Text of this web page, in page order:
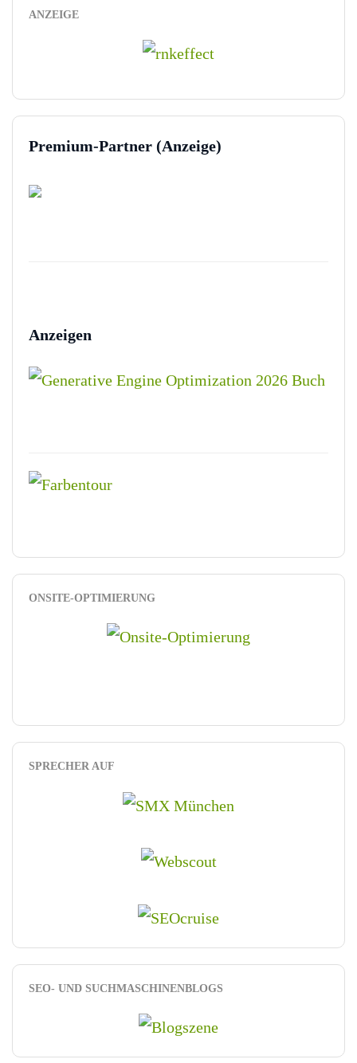
ANZEIGE
Premium-Partner (Anzeige)
Anzeigen
ONSITE-OPTIMIERUNG
SPRECHER AUF
SEO- UND SUCHMASCHINENBLOGS